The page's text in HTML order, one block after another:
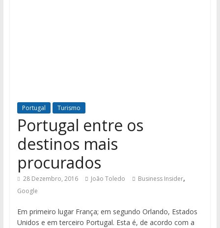
Portugal Turismo
Portugal entre os
destinos mais
procurados
28 Dezembro, 2016 João Toledo Business Insider,
Google
Em primeiro lugar França; em segundo Orlando, Estados
Unidos e em terceiro Portugal. Esta é, de acordo com a